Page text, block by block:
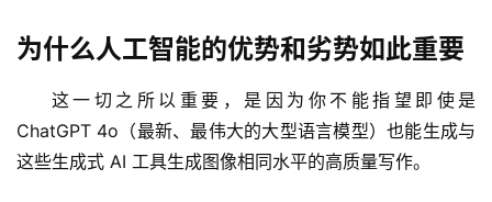
产
品
目
为什么人工智能的优势和劣势如此重要
这一切之所以重要，是因为你不能指望即使是
ChatGPT 4o（最新、最伟大的大型语言模型）也能生成与
这些生成式 AI 工具生成图像相同水平的高质量写作。